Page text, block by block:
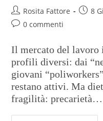
Rosita Fattore 8
0 commenti
Il mercato del lavoro
profili diversi: dai
giovani
restano attivi. Ma
fragilità: precarietà…